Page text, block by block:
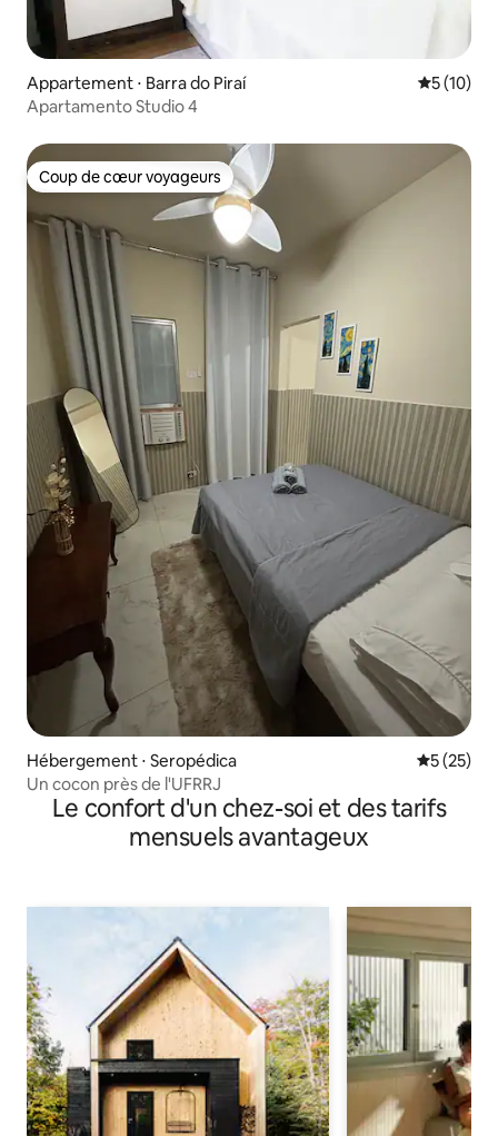
Appartement ⋅ Barra do Piraí
5 (10)
Apartamento Studio 4
Coup de cœur voyageurs
Coup de cœur voyageurs
Hébergement ⋅ Seropédica
5 (25)
Un cocon près de l'UFRRJ
Le confort d'un chez-soi et des tarifs
mensuels avantageux